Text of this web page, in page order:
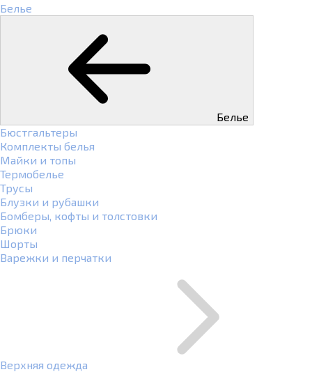
Белье
Белье
Бюстгальтеры
Комплекты белья
Майки и топы
Термобелье
Трусы
Блузки и рубашки
Бомберы, кофты и толстовки
Брюки
Шорты
Варежки и перчатки
Верхняя одежда